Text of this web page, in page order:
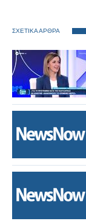
ΣΧΕΤΙΚΑ ΑΡΘΡΑ